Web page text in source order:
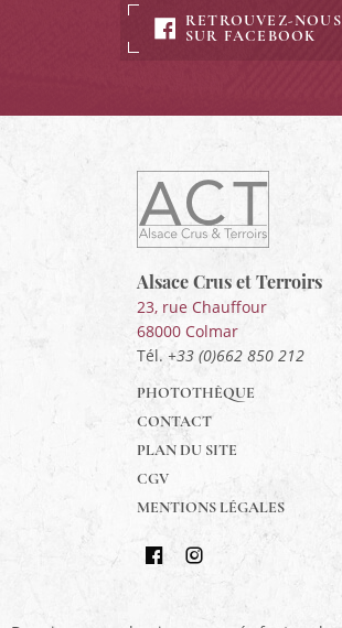
RETROUVEZ-NOUS
SUR FACEBOOK
ACT
Alsace
Alsace,
Crus
&
Terroirs
Alsace Crus et Terroirs
23, rue Chauffour
68000 Colmar
Tél. +33 (0)662 850 212
PHOTOTHÈQUE
CONTACT
PLAN DU SITE
CGV
MENTIONS LÉGALES
Retrouvez-
Suivez-